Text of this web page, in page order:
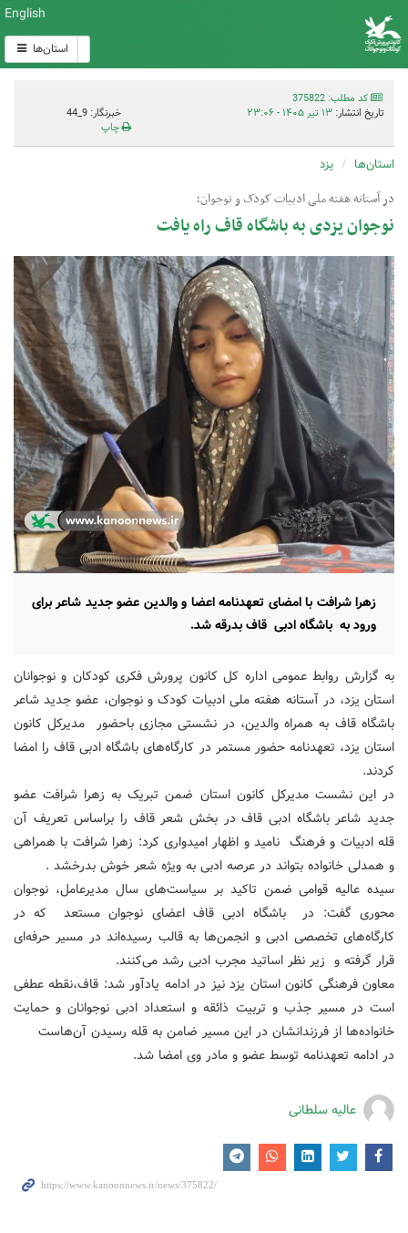
English
استان‌ها
کد مطلب: 375822
تاریخ انتشار: ۱۳ تیر ۱۴۰۵ - ۲۳:۰۶
خبرنگار: 9_44
چاپ
استان‌ها یزد
در آستانه هفته ملی ادبیات کودک و نوجوان؛
نوجوان یزدی به باشگاه قاف راه یافت
زهرا شرافت با امضای تعهدنامه اعضا و والدین عضو جدید شاعر برای
ورود به باشگاه ادبی قاف بدرقه شد.
به‌ گزارش روابط عمومی اداره کل کانون پرورش فکری کودکان و نوجوانان
استان یزد، در آستانه هفته ملی ادبیات کودک و نوجوان، عضو جدید شاعر
باشگاه قاف به همراه والدین، در نشستی مجازی باحضور مدیرکل کانون
استان یزد، تعهدنامه حضور مستمر در کارگاه‌های باشگاه ادبی قاف را امضا
کردند.
در این نشست مدیرکل کانون استان ضمن تبریک به زهرا شرافت عضو
جدید شاعر باشگاه ادبی قاف در بخش شعر قاف را براساس تعریف آن
قله ادبیات و فرهنگ نامید و اظهار امیدواری کرد: زهرا شرافت با همراهی
و همدلی خانواده بتواند در عرصه ادبی به ویژه شعر خوش بدرخشد .
سیده عالیه قوامی ضمن تاکید بر سیاست‌های سال مدیرعامل، نوجوان
محوری گفت: در باشگاه ادبی قاف اعضای نوجوان مستعد که در
کارگاه‌های تخصصی ادبی و انجمن‌ها به قالب رسیده‌اند در مسیر حرفه‌ای
قرار گرفته و زیر نظر اساتید مجرب ادبی رشد می‌کنند.
معاون فرهنگی کانون استان یزد نیز در ادامه یادآور شد: قاف،نقطه عطفی
است در مسیر جذب و تربیت ذائقه و استعداد ادبی نوجوانان و حمایت
خانواده‌ها از فرزندانشان در این مسیر ضامن به قله رسیدن آن‌هاست
در ادامه تعهدنامه توسط عضو و مادر وی امضا شد.
عالیه سلطانی